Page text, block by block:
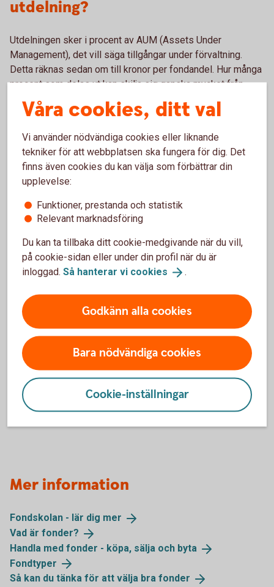
utdelning?
Utdelningen sker i procent av AUM (Assets Under
Management), det vill säga tillgångar under förvaltning.
Detta räknas sedan om till kronor per fondandel. Hur många
procent som delas ut kan skilja sig ganska mycket från
fond till fond.
Utdelning i Swedbank Roburs
fonder
Här ser du vilka av Swedbanks fonder som kan komma att
Corporate Bond Europe B
Corporate Bond Europe High Yield B
Global High Dividend B
Selektiv Sverige B
Stiftelsefond B (betalar alltid ut 5 procent)
Talenten Aktiefond Mega J
Talenten Räntefond Mega B
Global Trends J
Genomförda utdelningar
Mer information
Fondskolan - lär dig mer
Vad är fonder?
Handla med fonder - köpa, sälja och byta
Fondtyper
Så kan du tänka för att välja bra fonder
Våra cookies, ditt val
Vi använder nödvändiga cookies eller liknande
tekniker för att webbplatsen ska fungera för dig. Det
finns även cookies du kan välja som förbättrar din
upplevelse:
Funktioner, prestanda och statistik
Relevant marknadsföring
Du kan ta tillbaka ditt cookie-medgivande när du vill,
på cookie-sidan eller under din profil när du är
inloggad. Så hanterar vi cookies .
Godkänn alla cookies
Bara nödvändiga cookies
Cookie-inställningar